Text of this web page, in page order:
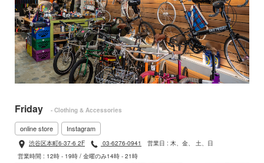
Friday - Clothing & Accessories
online store Instagram
渋谷区本町6-37-6 2F 03-6276-0941
営業日 : 木、金、 土、日
営業時間 : 12時 - 19時 / 金曜のみ14時 - 21時